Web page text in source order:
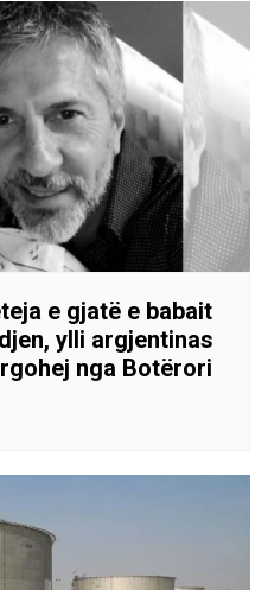
e gjatë e babait
ylli argjentinas
nga Botërori